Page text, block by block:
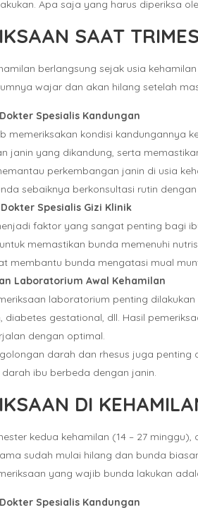
Apa saja yang harus diperiksa
SAAT
berlangsung sejak usia
wajar dan akan hilang setelah
Spesialis Kandungan
memeriksakan kondisi kandungannya
janin yang dikandung, serta
perkembangan janin di usia
sebaiknya berkonsultasi rutin
Spesialis Gizi Klinik
faktor yang sangat penting bagi
memastikan bunda memenuhi
membantu bunda mengatasi mual
Laboratorium Awal Kehamilan
laboratorium penting
diabetes gestational, dll. Hasil
dengan optimal.
darah dan rhesus juga
ibu berbeda dengan janin.
DI
kedua kehamilan (14 – 27
sudah mulai hilang dan bunda
yang wajib bunda lakukan
Spesialis Kandungan